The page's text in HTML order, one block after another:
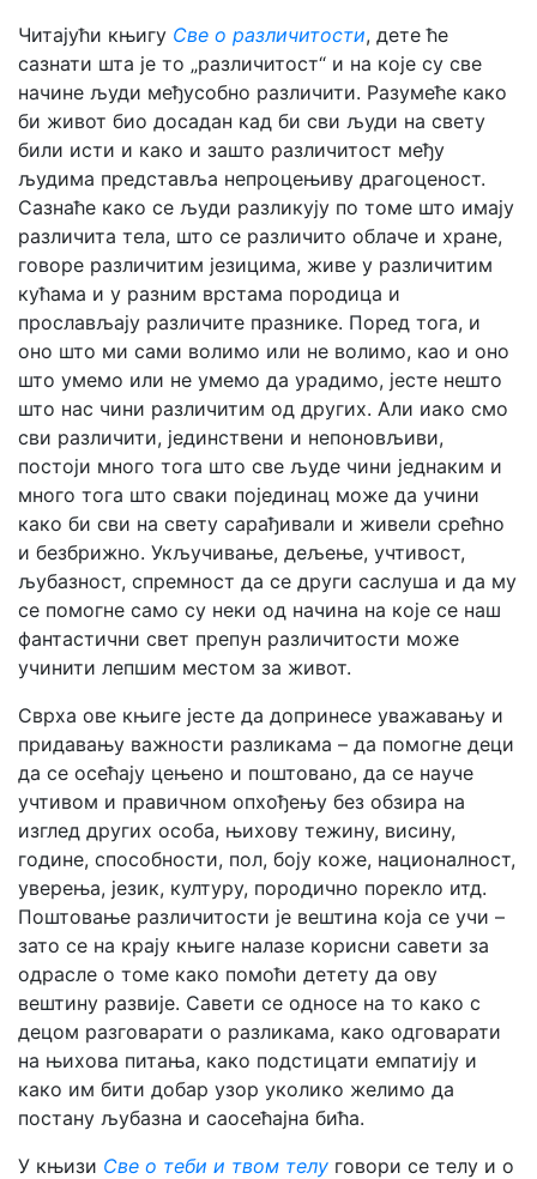
Читајући књигу Све о различитости, дете ће
сазнати шта је то „различитост“ и на које су све
начине људи међусобно различити. Разумеће како
би живот био досадан кад би сви људи на свету
били исти и како и зашто различитост међу
људима представља непроцењиву драгоценост.
Сазнаће како се људи разликују по томе што имају
различита тела, што се различито облаче и хране,
говоре различитим језицима, живе у различитим
кућама и у разним врстама породица и
прослављају различите празнике. Поред тога, и
оно што ми сами волимо или не волимо, као и оно
што умемо или не умемо да урадимо, јесте нешто
што нас чини различитим од других. Али иако смо
сви различити, јединствени и непоновљиви,
постоји много тога што све људе чини једнаким и
много тога што сваки појединац може да учини
како би сви на свету сарађивали и живели срећно
и безбрижно. Укључивање, дељење, учтивост,
љубазност, спремност да се други саслуша и да му
се помогне само су неки од начина на које се наш
фантастични свет препун различитости може
учинити лепшим местом за живот.
Сврха ове књиге јесте да допринесе уважавању и
придавању важности разликама – да помогне деци
да се осећају цењено и поштовано, да се науче
учтивом и правичном опхођењу без обзира на
изглед других особа, њихову тежину, висину,
године, способности, пол, боју коже, националност,
уверења, језик, културу, породично порекло итд.
Поштовање различитости је вештина која се учи –
зато се на крају књиге налазе корисни савети за
одрасле о томе како помоћи детету да ову
вештину развије. Савети се односе на то како с
децом разговарати о разликама, како одговарати
на њихова питања, како подстицати емпатију и
како им бити добар узор уколико желимо да
постану љубазна и саосећајна бића.
У књизи Све о теби и твом телу говори се телу и о